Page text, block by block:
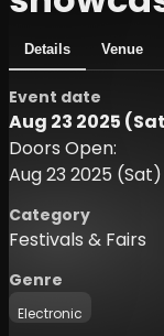
Details Venue
Event date
Aug 23 2025
Doors Open:
Aug 23 2025 (Sat)
Category
Festivals & Fairs
Genre
Electronic